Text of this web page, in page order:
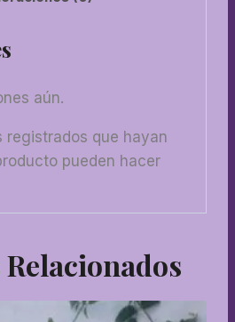
aún.
registrados que hayan
pueden hacer